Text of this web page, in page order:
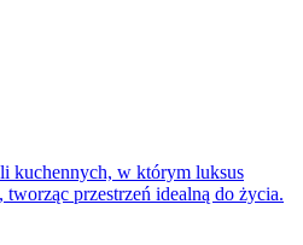
kuchennych, w którym luksus
przestrzeń idealną do życia.